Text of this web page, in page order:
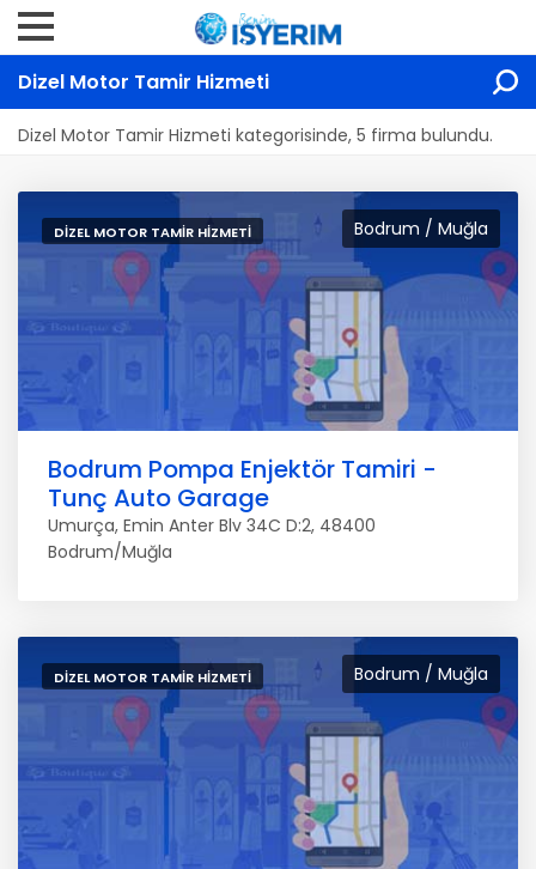
Dizel Motor Tamir Hizmeti
Dizel Motor Tamir Hizmeti kategorisinde, 5 firma bulundu.
Bodrum / Muğla
DIZEL MOTOR TAMIR HIZMETI
Bodrum Pompa Enjektör Tamiri -
Tunç Auto Garage
Umurça, Emin Anter Blv 34C D:2, 48400
Bodrum/Muğla
Bodrum / Muğla
DIZEL MOTOR TAMIR HIZMETI